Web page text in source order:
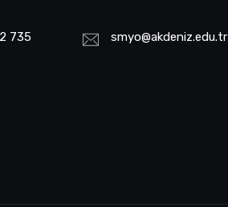
735
smyo@akdeniz.edu.tr